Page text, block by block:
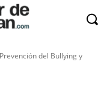
del Bullying y